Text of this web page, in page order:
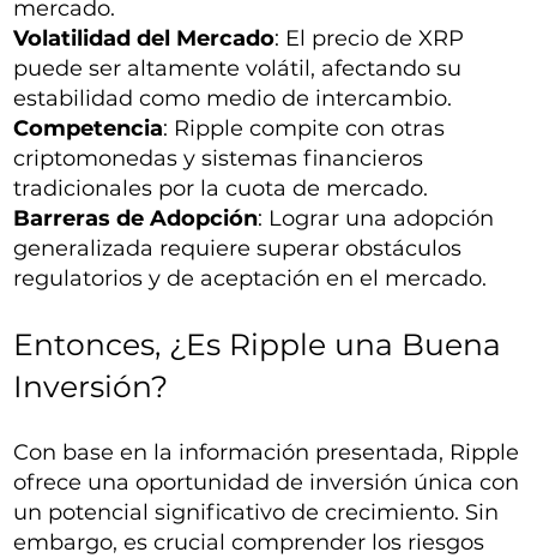
mercado.
Volatilidad del Mercado: El precio de XRP
puede ser altamente volátil, afectando su
estabilidad como medio de intercambio.
Competencia: Ripple compite con otras
criptomonedas y sistemas financieros
tradicionales por la cuota de mercado.
Barreras de Adopción: Lograr una adopción
generalizada requiere superar obstáculos
regulatorios y de aceptación en el mercado.
Entonces, ¿Es Ripple una Buena
Inversión?
Con base en la información presentada, Ripple
ofrece una oportunidad de inversión única con
un potencial significativo de crecimiento. Sin
embargo, es crucial comprender los riesgos